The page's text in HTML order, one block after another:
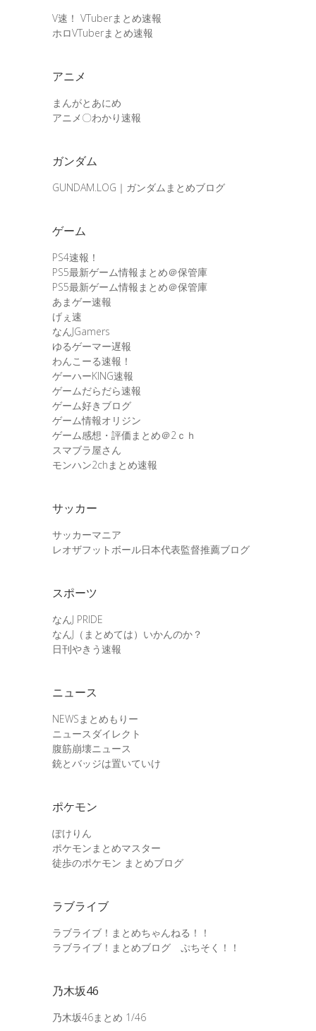
V速！ VTuberまとめ速報
ホロVTuberまとめ速報
アニメ
まんがとあにめ
アニメ〇わかり速報
ガンダム
GUNDAM.LOG｜ガンダムまとめブログ
ゲーム
PS4速報！
PS5最新ゲーム情報まとめ＠保管庫
PS5最新ゲーム情報まとめ＠保管庫
あまゲー速報
げぇ速
なんJGamers
ゆるゲーマー遅報
わんこーる速報！
ゲーハーKING速報
ゲームだらだら速報
ゲーム好きブログ
ゲーム情報オリジン
ゲーム感想・評価まとめ＠2ｃｈ
スマブラ屋さん
モンハン2chまとめ速報
サッカー
サッカーマニア
レオザフットボール日本代表監督推薦ブログ
スポーツ
なんJ PRIDE
なんJ（まとめては）いかんのか？
日刊やきう速報
ニュース
NEWSまとめもりー
ニュースダイレクト
腹筋崩壊ニュース
銃とバッジは置いていけ
ポケモン
ぽけりん
ポケモンまとめマスター
徒歩のポケモン まとめブログ
ラブライブ
ラブライブ！まとめちゃんねる！！
ラブライブ！まとめブログ ぷちそく！！
乃木坂46
乃木坂46まとめ 1/46